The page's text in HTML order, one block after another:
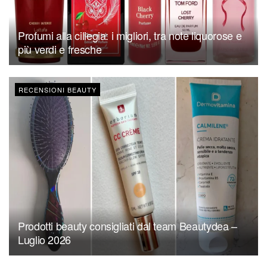
Profumi alla ciliegia: i migliori, tra note liquorose e
più verdi e fresche
RECENSIONI BEAUTY
Prodotti beauty consigliati dal team Beautydea –
Luglio 2026